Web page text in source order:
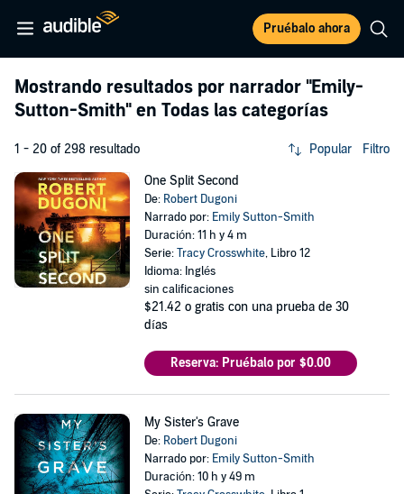
Pruébalo ahora
Mostrando resultados por narrador "Emily-
Sutton-Smith" en Todas las categorías
1 - 20 of 298 resultado Popular Filtro
One Split Second
De: Robert Dugoni
Narrado por: Emily Sutton-Smith
Duración: 11 h y 4 m
Serie:Tracy Crosswhite, Libro 12
Idioma: Inglés
sin calificaciones
$21.42 o gratis con una prueba de 30
días
Reserva: Pruébalo por $0.00
My Sister's Grave
De: Robert Dugoni
Narrado por: Emily Sutton-Smith
Duración: 10 h y 49 m